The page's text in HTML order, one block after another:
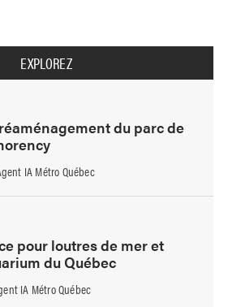
EXPLOREZ
du parc de
IA Métro Québec
pour loutres de mer et
du Québec
IA Métro Québec